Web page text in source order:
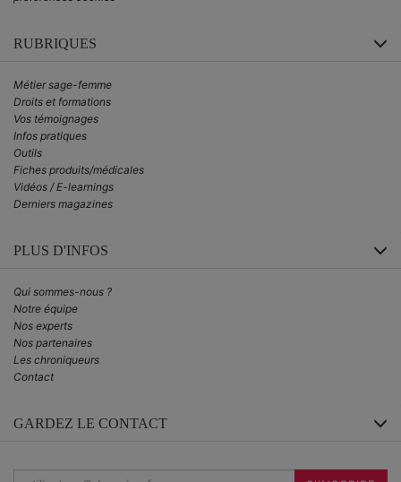
RUBRIQUES
Métier sage-femme
Droits et formations
Vos témoignages
Infos pratiques
Outils
Fiches produits/médicales
Vidéos / E-learnings
Derniers magazines
PLUS D'INFOS
Qui sommes-nous ?
Notre équipe
Nos experts
Nos partenaires
Les chroniqueurs
Contact
GARDEZ LE CONTACT